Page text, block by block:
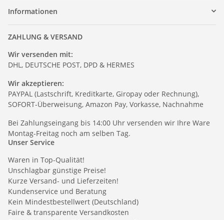
Informationen
ZAHLUNG & VERSAND
Wir versenden mit:
DHL, DEUTSCHE POST, DPD & HERMES
Wir akzeptieren:
PAYPAL (Lastschrift, Kreditkarte, Giropay oder Rechnung),
SOFORT-Überweisung, Amazon Pay, Vorkasse, Nachnahme
Bei Zahlungseingang bis 14:00 Uhr versenden wir Ihre Ware
Montag-Freitag noch am selben Tag.
Unser Service
Waren in Top-Qualität!
Unschlagbar günstige Preise!
Kurze Versand- und Lieferzeiten!
Kundenservice und Beratung
Kein Mindestbestellwert (Deutschland)
Faire & transparente Versandkosten